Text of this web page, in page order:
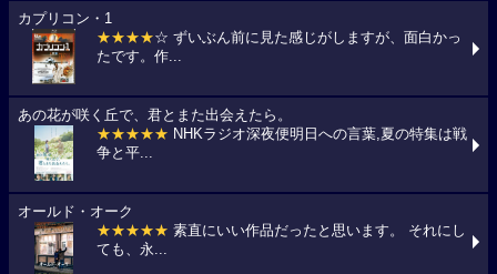
カプリコン・1
★★★★☆ ずいぶん前に見た感じがしますが、面白かっ
たです。作...
あの花が咲く丘で、君とまた出会えたら。
★★★★★ NHKラジオ深夜便明日への言葉,夏の特集は戦
争と平...
オールド・オーク
★★★★★ 素直にいい作品だったと思います。 それにし
ても、永...